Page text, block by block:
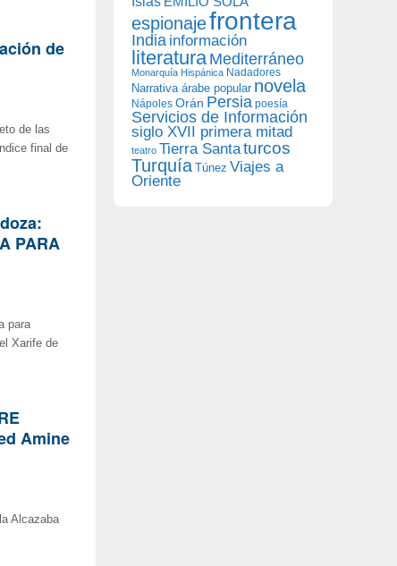
de
de las
final de
PARA
para
Xarife de
Amine
Alcazaba
espionajefrontera
India información
literatura Mediterráneo
Monarquía Hispánica Nadadores
Narrativa árabe popular novela
Nápoles Orán Persia poesía
Servicios de Información
siglo XVII primera mitad
teatro Tierra Santaturcos
Turquía Túnez Viajes a
Oriente